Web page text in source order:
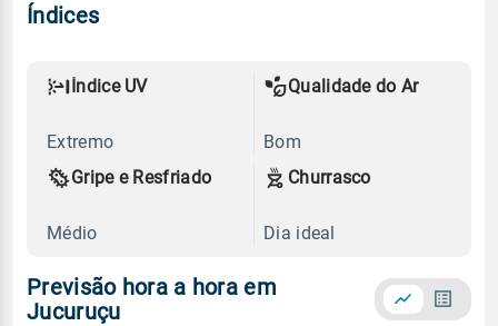
Índices
Índice UV
Extremo
Qualidade do Ar
Bom
Gripe e Resfriado
Médio
Churrasco
Dia ideal
Previsão hora a hora em
Jucuruçu